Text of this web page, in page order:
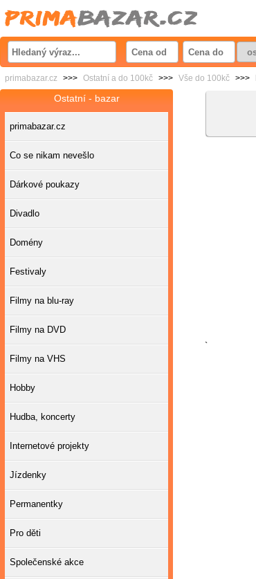
primabazar.cz >>> Ostatní a do 100kč >>> Vše do 100kč >>>
`
Ostatní - bazar
primabazar.cz
Co se nikam nevešlo
Dárkové poukazy
Divadlo
Domény
Festivaly
Filmy na blu-ray
Filmy na DVD
Filmy na VHS
Hobby
Hudba, koncerty
Internetové projekty
Jízdenky
Permanentky
Pro děti
Společenské akce